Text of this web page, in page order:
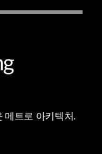
메트로 아키텍처.